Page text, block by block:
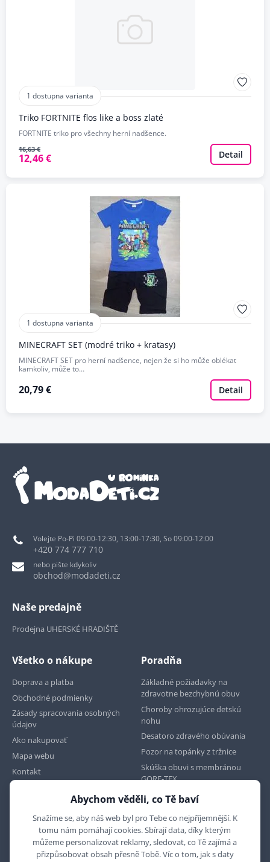
1 dostupna varianta
Triko FORTNITE flos like a boss zlaté
FORTNITE triko pro všechny herní nadšence.
16,63 €
12,46 € Detail
1 dostupna varianta
MINECRAFT SET (modré triko + kraťasy)
MINECRAFT SET pro herní nadšence, nejen že si ho může oblékat
kamkoliv, může to…
20,79 € Detail
Volejte Po-Pi 09:00-12:30, 13:00-17:30, So 09:00-12:00
+420 774 777 710
nebo pište kdykoliv
obchod@modadeti.cz
Naše predajně
Prodejna UHERSKÉ HRADIŠTĚ
Všetko o nákupe
Doprava a platba
Obchodné podmienky
Zásady spracovania osobných
údajov
Ako nakupovať
Mapa webu
Kontakt
Poradňa
Základné požiadavky na
zdravotne bezchybnú obuv
Choroby ohrozujúce detskú
nohu
Desatoro zdravého obúvania
Pozor na topánky z tržnice
Skúška obuvi s membránou
GORE-TEX
Abychom věděli, co Tě baví
Snažíme se, aby náš web byl pro Tebe co nejpříjemnější. K
tomu nám pomáhají cookies. Sbírají data, díky kterým
můžeme personalizovat reklamy, sledovat, co Tě zajímá a
přizpůsobovat obsah přesně Tobě. Víc o tom, jak s daty